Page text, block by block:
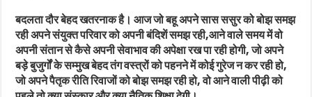
बदलता दौर बेहद खतरनाक है। आज जो बहू अपने सास ससुर को बोझ समझ
रही अपने संयुक्त परिवार को अपनी बंदिशें समझ रही,आने वाले समय में वो
अपनी संतान से कैसे अपनी सेवाभाव की अपेक्षा रख पा रही होगी, जो अपने
बड़े बुजुर्गों के सम्मुख बेहद तंग वस्त्रों को पहनने में कोई गुरेज न कर रही हो,
जो अपने पैतृक रीति रिवाजों को बोझ समझ रही हो, वो आने वाली पीढ़ी को